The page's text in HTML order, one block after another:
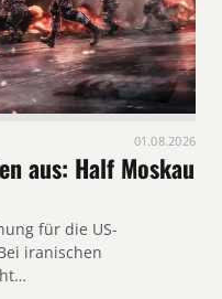
01.08.2026
aus: Half Moskau
für die US-
iranischen